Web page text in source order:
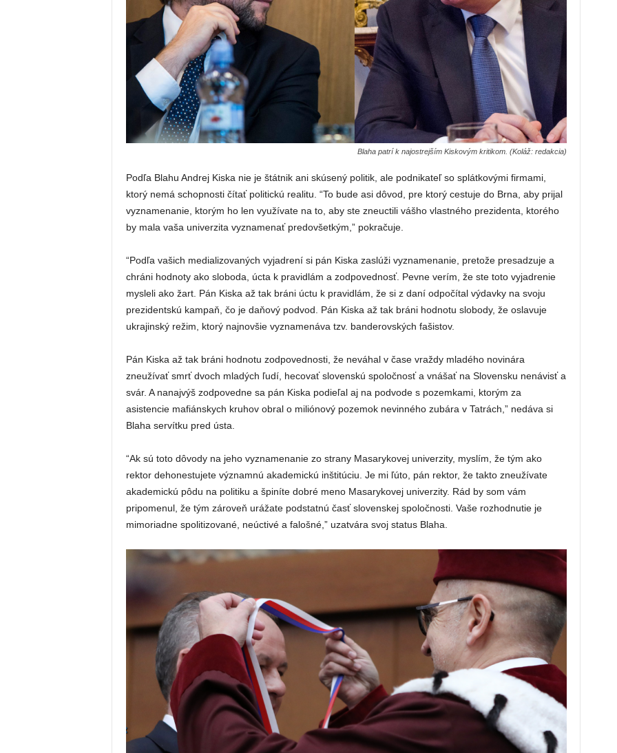
Blaha patrí k najostrejším Kiskovým kritikom. (Koláž: redakcia)
Podľa Blahu Andrej Kiska nie je štátnik ani skúsený politik, ale podnikateľ so splátkovými firmami,
ktorý nemá schopnosti čítať politickú realitu. “To bude asi dôvod, pre ktorý cestuje do Brna, aby prijal
vyznamenanie, ktorým ho len využívate na to, aby ste zneuctili vášho vlastného prezidenta, ktorého
by mala vaša univerzita vyznamenať predovšetkým,” pokračuje.
“Podľa vašich medializovaných vyjadrení si pán Kiska zaslúži vyznamenanie, pretože presadzuje a
chráni hodnoty ako sloboda, úcta k pravidlám a zodpovednosť. Pevne verím, že ste toto vyjadrenie
mysleli ako žart. Pán Kiska až tak bráni úctu k pravidlám, že si z daní odpočítal výdavky na svoju
prezidentskú kampaň, čo je daňový podvod. Pán Kiska až tak bráni hodnotu slobody, že oslavuje
ukrajinský režim, ktorý najnovšie vyznamenáva tzv. banderovských fašistov.
Pán Kiska až tak bráni hodnotu zodpovednosti, že neváhal v čase vraždy mladého novinára
zneužívať smrť dvoch mladých ľudí, hecovať slovenskú spoločnosť a vnášať na Slovensku nenávisť a
svár. A nanajvýš zodpovedne sa pán Kiska podieľal aj na podvode s pozemkami, ktorým za
asistencie mafiánskych kruhov obral o miliónový pozemok nevinného zubára v Tatrách,” nedáva si
Blaha servítku pred ústa.
“Ak sú toto dôvody na jeho vyznamenanie zo strany Masarykovej univerzity, myslím, že tým ako
rektor dehonestujete významnú akademickú inštitúciu. Je mi ľúto, pán rektor, že takto zneužívate
akademickú pôdu na politiku a špiníte dobré meno Masarykovej univerzity. Rád by som vám
pripomenul, že tým zároveň urážate podstatnú časť slovenskej spoločnosti. Vaše rozhodnutie je
mimoriadne spolitizované, neúctivé a falošné,” uzatvára svoj status Blaha.